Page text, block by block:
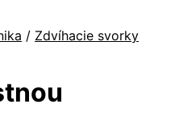
/ Zdvíhacie svorky